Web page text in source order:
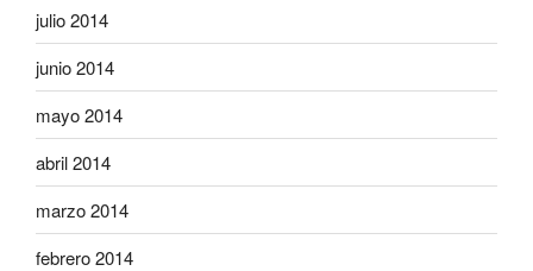
julio 2014
junio 2014
mayo 2014
abril 2014
marzo 2014
febrero 2014